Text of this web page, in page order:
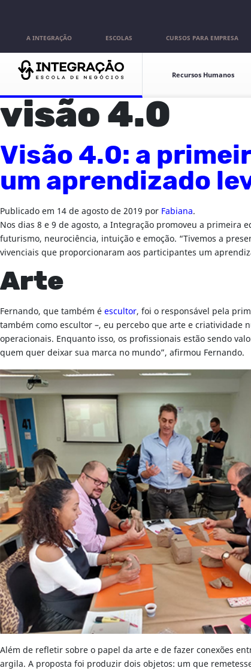
A INTEGRAÇÃO ESCOLAS CURSOS PARA EMPRESA
Escolas
Recursos Humanos
visão 4.0
Visão 4.0: a
um aprendizado
Publicado em 14 de agosto de 2019 por Fabiana.
Nos dias 8 e 9 de agosto, a Integração promoveu a primeira
futurismo, neurociência, intuição e emoção. “Tivemos a
vivenciais que proporcionaram aos participantes um
Arte
Fernando, que também éescultor, foi o responsável pela
também como escultor –, eu percebo que arte e criatividade
operacionais. Enquanto isso, os profissionais estão sendo
quem quer deixar sua marca no mundo”, afirmou Fernando.
Além de refletir sobre o papel da arte e de fazer conexões
argila. A proposta foi produzir dois objetos: um que